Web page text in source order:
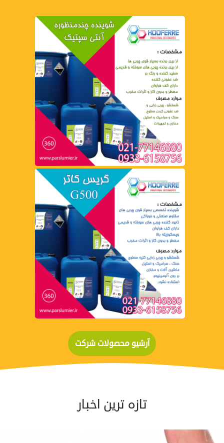
تهیه و تولید انواع شوینده های صنعتی
بیشتر بخوانید.
شوینده چند منظوره آنتی سپتیک هوفر
مشاهده
گریس کاتر G500
مشاهده
آرشیو محصولات شرکت
تازه ترین اخبار